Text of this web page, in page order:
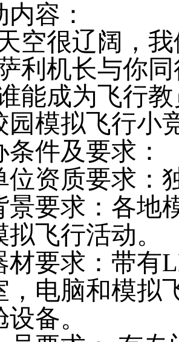
容：
天空很辽阔，
萨利机长与你
谁能成为飞行
园模拟飞行小
件及要求：
位资质要求：
景要求：各
飞行活动。
材要求：带有
，电脑和模拟
备。